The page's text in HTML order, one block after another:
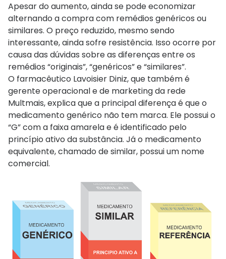
Apesar do aumento, ainda se pode economizar
alternando a compra com remédios genéricos ou
similares. O preço reduzido, mesmo sendo
interessante, ainda sofre resistência. Isso ocorre por
causa das dúvidas sobre as diferenças entre os
remédios “originais”, “genéricos” e “similares”.
O farmacêutico Lavoisier Diniz, que também é
gerente operacional e de marketing da rede
Multmais, explica que a principal diferença é que o
medicamento genérico não tem marca. Ele possui o
“G” com a faixa amarela e é identificado pelo
princípio ativo da substância. Já o medicamento
equivalente, chamado de similar, possui um nome
comercial.